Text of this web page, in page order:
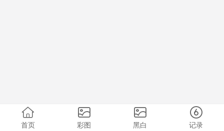
首页 彩图 黑白 记录